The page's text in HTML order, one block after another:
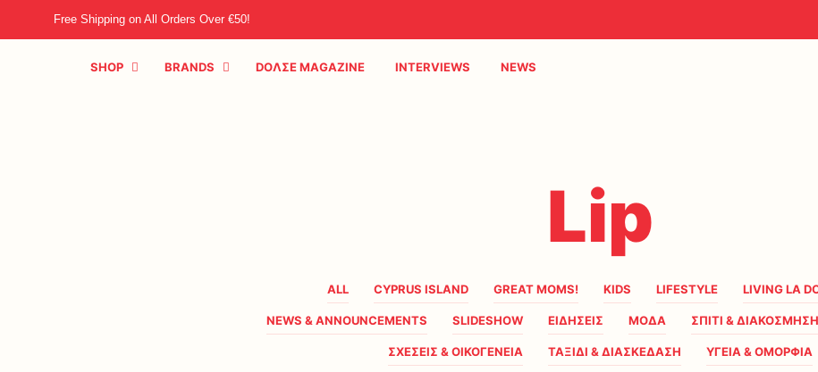
Free Shipping on All Orders Over €50!
SHOP BRANDS DOΛΣE MAGAZINE INTERVIEWS NEWS
Lip
ALL CYPRUS ISLAND GREAT MOMS! KIDS LIFESTYLE LIVING LA
NEWS & ANNOUNCEMENTS SLIDESHOW ΕΙΔΗΣΕΙΣ ΜΟΔΑ ΣΠΙΤΙ & ΔΙΑΚΟΣΜΗΣΗ
ΣΧΕΣΕΙΣ & ΟΙΚΟΓΕΝΕΙΑ ΤΑΞΙΔΙ & ΔΙΑΣΚΕΔΑΣΗ ΥΓΕΙΑ & ΟΜΟΡΦΙΑ